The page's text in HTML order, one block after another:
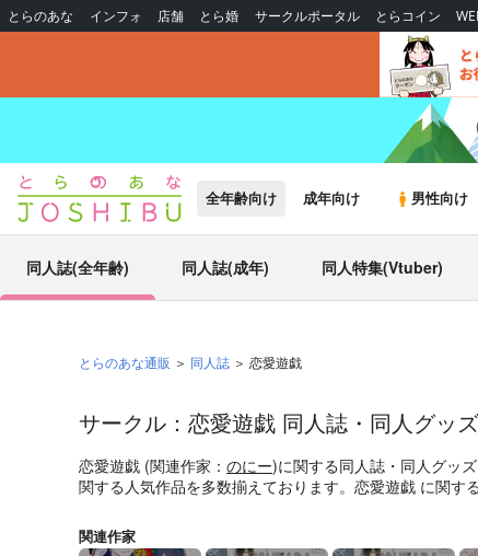
とらのあな インフォ 店舗 とら婚 サークルポータル とらコイン
全年齢向け 成年向け 男性向け
同人誌(全年齢) 同人誌(成年) 同人特集(Vtuber)
とらのあな通販 同人誌 恋愛遊戯
サークル：恋愛遊戯 同人誌・同人グッ
恋愛遊戯 (関連作家： のにー)に関する同人誌・同人グッ
関する人気作品を多数揃えております。恋愛遊戯 に関す
関連作家